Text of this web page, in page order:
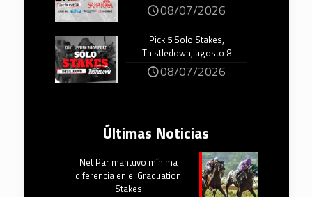
08/07/2026
Pick 5 Solo Stakes,
Thistledown, agosto 8
08/07/2026
Últimas Noticias
Net Par mantuvo mínima
diferencia en el Graduation
Stakes